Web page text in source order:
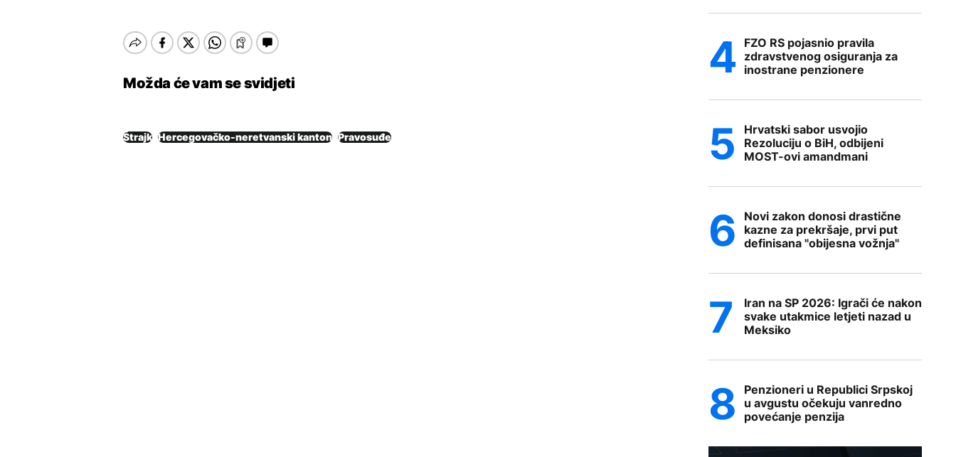
Možda će vam se svidjeti
Štrajk Hercegovačko-neretvanski kanton Pravosuđe
FZO RS pojasnio pravila
zdravstvenog osiguranja za
inostrane penzionere
Hrvatski sabor usvojio
Rezoluciju o BiH, odbijeni
MOST-ovi amandmani
Novi zakon donosi drastične
kazne za prekršaje, prvi put
definisana "obijesna vožnja"
Iran na SP 2026: Igrači će nakon
svake utakmice letjeti nazad u
Meksiko
Penzioneri u Republici Srpskoj
u avgustu očekuju vanredno
povećanje penzija